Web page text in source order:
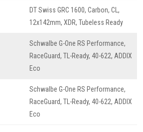
DT Swiss GRC 1600, Carbon, CL,
12x142mm, XDR, Tubeless Ready
Schwalbe G-One RS Performance,
RaceGuard, TL-Ready, 40-622, ADDIX
Eco
Schwalbe G-One RS Performance,
RaceGuard, TL-Ready, 40-622, ADDIX
Eco